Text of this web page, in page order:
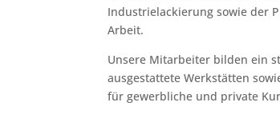
Industrielackierung sowie der
Arbeit.
Unsere Mitarbeiter bilden ein
ausgestattete Werkstätten
für gewerbliche und private